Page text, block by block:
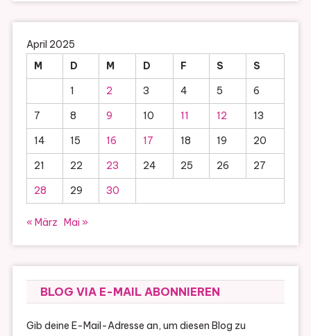
April 2025
M
D M D F S
S
1
2 3 4 5
6
7
8 9 10 11 12
13
14
15 16 17 18 19
20
21
22 23 24 25 26
27
28
29 30
« März Mai »
BLOG VIA E-MAIL ABONNIEREN
Gib deine E-Mail-Adresse an, um diesen Blog zu